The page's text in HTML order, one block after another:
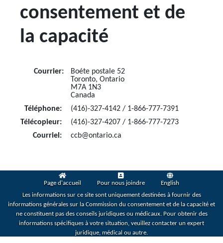
consentement et de
la capacité
Courrier:
Boéte postale 52
Toronto, Ontario
M7A 1N3
Canada
Téléphone:
(416)-327-4142 / 1-866-777-7391
Télécopieur:
(416)-327-4207 / 1-866-777-7273
Courriel:
ccb@ontario.ca
Page d'accueil Pour nous joindre
English
Les informations sur ce site sont uniquement destinées à fournir des
informations générales sur la Commission du consentement et de la capacité et
ne constituent pas des conseils juridiques ou médicaux. Pour obtenir des
informations spécifiques à votre situation, veuillez contacter un expert
juridique, médical ou autre.